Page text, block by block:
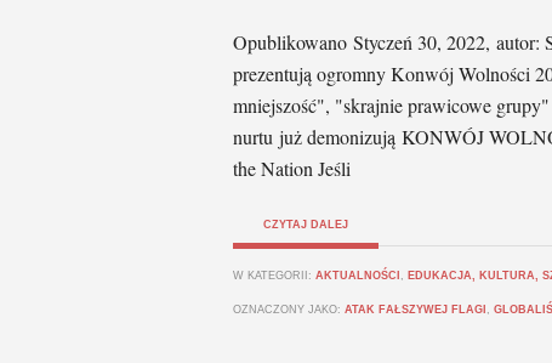
Opublikowano Styczeń 30, 2022,
prezentują ogromny Konwój Wolności
mniejszość", "skrajnie prawicowe
nurtu już demonizują KONWÓJ
the Nation Jeśli
CZYTAJ DALEJ
W KATEGORII: AKTUALNOŚCI , EDUKACJA, KULTURA,
OZNACZONY JAKO: ATAK FAŁSZYWEJ FLAGI ,